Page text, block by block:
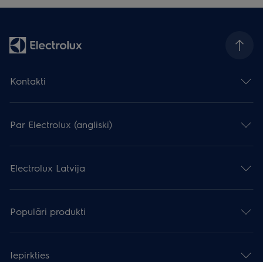
Kontakti
Par Electrolux (angliski)
Electrolux Latvija
Populāri produkti
Iepirkties